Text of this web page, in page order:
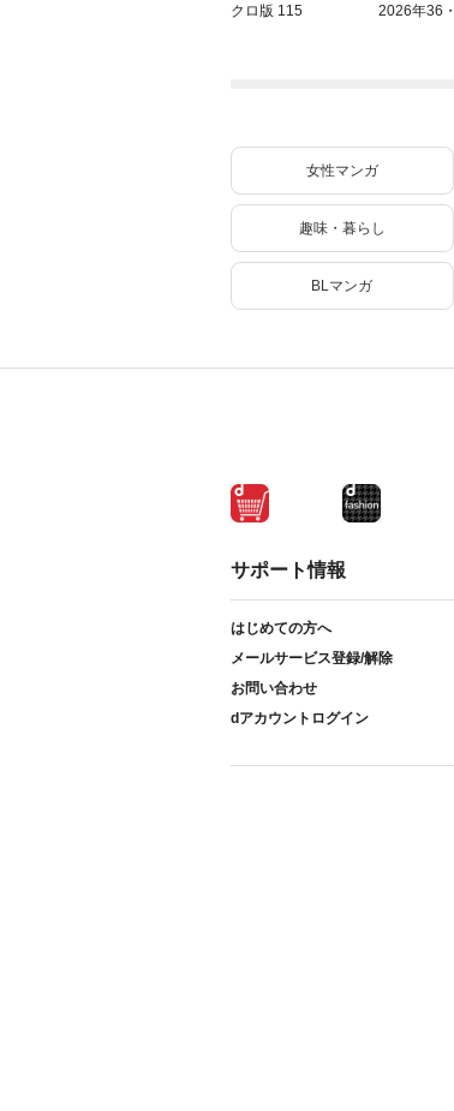
クロ版 115
2026年36
女性マンガ
趣味・暮らし
BLマンガ
サポート情報
はじめての方へ
メールサービス登録/解除
お問い合わせ
dアカウントログイン